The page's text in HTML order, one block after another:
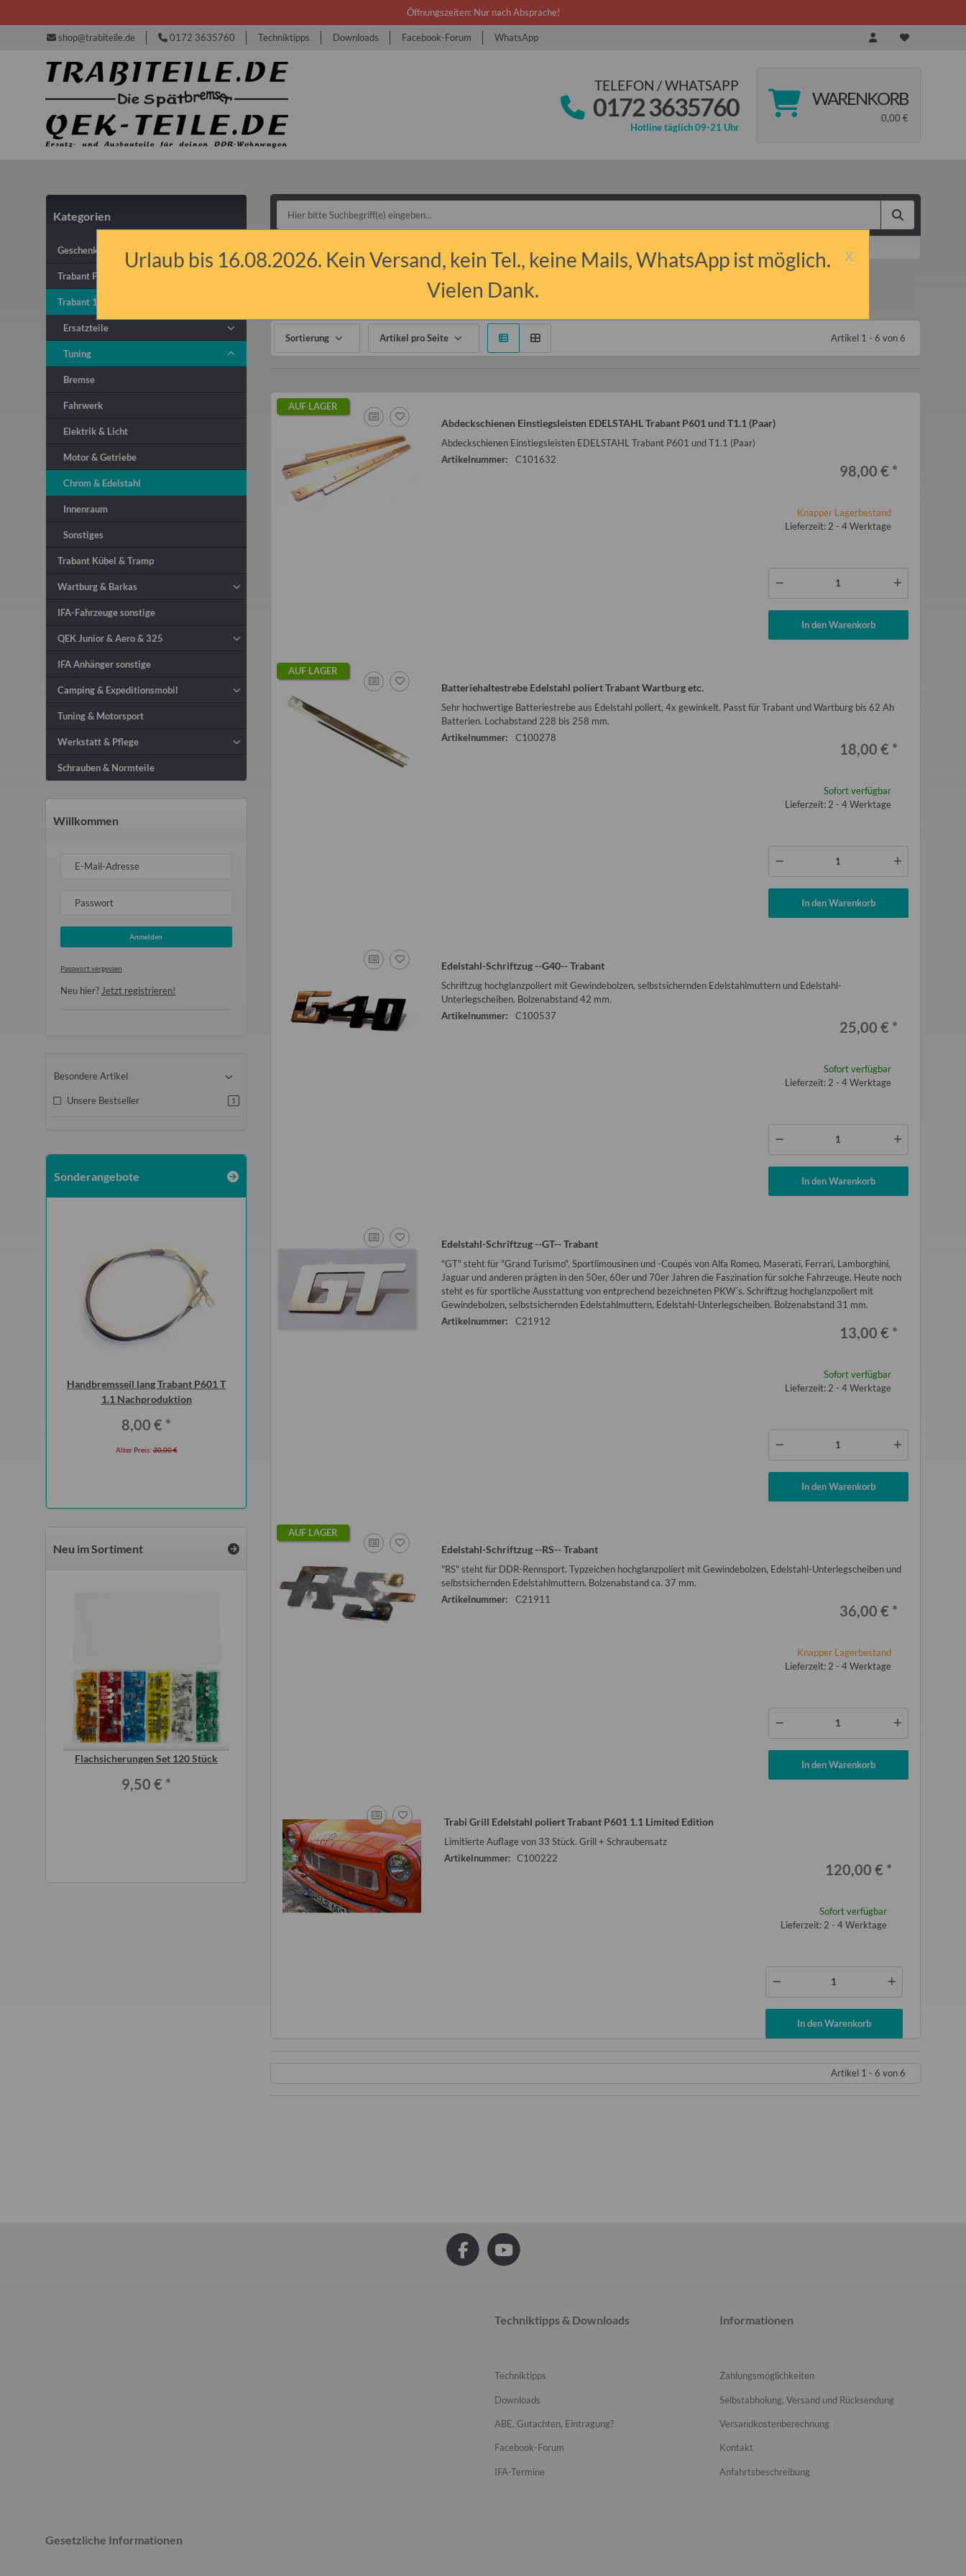
Öffnungszeiten: Nur nach Absprache!
shop@trabiteile.de 0172 3635760 Techniktipps Downloads Facebook-Forum WhatsApp
TELEFON / WHATSAPP
0172 3635760
Hotline täglich 09-21 Uhr
WARENKORB
0,00 €
Sortierung Artikel pro Seite Artikel 1 - 6 von 6
AUF LAGER
Abdeckschienen Einstiegsleisten EDELSTAHL Trabant P601 und T1.1 (Paar)
Abdeckschienen Einstiegsleisten EDELSTAHL Trabant P601 und T1.1 (Paar)
Artikelnummer:
C101632
98,00 € *
Knapper Lagerbestand
Lieferzeit: 2 - 4 Werktage
In den Warenkorb
AUF LAGER
Batteriehaltestrebe Edelstahl poliert Trabant Wartburg etc.
Sehr hochwertige Batteriestrebe aus Edelstahl poliert, 4x gewinkelt. Passt für Trabant und Wartburg bis 62 Ah
Batterien. Lochabstand 228 bis 258 mm.
Artikelnummer:
C100278
18,00 € *
Sofort verfügbar
Lieferzeit: 2 - 4 Werktage
In den Warenkorb
Edelstahl-Schriftzug --G40-- Trabant
Schriftzug hochglanzpoliert mit Gewindebolzen, selbstsichernden Edelstahlmuttern und Edelstahl-
Unterlegscheiben. Bolzenabstand 42 mm.
Artikelnummer:
C100537
25,00 € *
Sofort verfügbar
Lieferzeit: 2 - 4 Werktage
In den Warenkorb
Edelstahl-Schriftzug --GT-- Trabant
"GT" steht für "Grand Turismo". Sportlimousinen und -Coupés von Alfa Romeo, Maserati, Ferrari, Lamborghini,
Jaguar und anderen prägten in den 50er, 60er und 70er Jahren die Faszination für solche Fahrzeuge. Heute noch
steht es für sportliche Ausstattung von entprechend bezeichneten PKW´s. Schriftzug hochglanzpoliert mit
Gewindebolzen, selbstsichernden Edelstahlmuttern, Edelstahl-Unterlegscheiben. Bolzenabstand 31 mm.
Artikelnummer:
C21912
13,00 € *
Sofort verfügbar
Lieferzeit: 2 - 4 Werktage
In den Warenkorb
AUF LAGER
Edelstahl-Schriftzug --RS-- Trabant
"RS" steht für DDR-Rennsport. Typzeichen hochglanzpoliert mit Gewindebolzen, Edelstahl-Unterlegscheiben und
selbstsichernden Edelstahlmuttern. Bolzenabstand ca. 37 mm.
Artikelnummer:
C21911
36,00 € *
Knapper Lagerbestand
Lieferzeit: 2 - 4 Werktage
In den Warenkorb
Trabi Grill Edelstahl poliert Trabant P601 1.1 Limited Edition
Limitierte Auflage von 33 Stück. Grill + Schraubensatz
Artikelnummer: C100222
120,00 € *
Sofort verfügbar
Lieferzeit: 2 - 4 Werktage
In den Warenkorb
Artikel 1 - 6 von 6
Kategorien
Geschenkideen & Gutscheine
Trabant P50/P60 & P601
Trabant 1.1
Ersatzteile
Tuning
Bremse
Fahrwerk
Elektrik & Licht
Motor & Getriebe
Chrom & Edelstahl
Innenraum
Sonstiges
Trabant Kübel & Tramp
Wartburg & Barkas
IFA-Fahrzeuge sonstige
QEK Junior & Aero & 325
IFA Anhänger sonstige
Camping & Expeditionsmobil
Tuning & Motorsport
Werkstatt & Pflege
Schrauben & Normteile
Willkommen
E-Mail-Adresse
Passwort
Anmelden
Passwort vergessen
Neu hier? Jetzt registrieren!
Besondere Artikel
Unsere Bestseller 1
Sonderangebote
Handbremsseil lang Trabant P601 T
1.1 Nachproduktion
8,00 € *
Alter Preis:30,00 €
Handbremsseil lang Trabant P601 T
30,00 €
Neu im Sortiment
Flachsicherungen Set 120 Stück
9,50 € *
Alter Preis:24,00 € Alter Preis:96,00 €
Verschluss Riegel für original
Techniktipps & Downloads
Techniktipps
Downloads
ABE, Gutachten, Eintragung?
Facebook-Forum
IFA-Termine
Informationen
Zahlungsmöglichkeiten
Selbstabholung, Versand und Rücksendung
Versandkostenberechnung
Kontakt
Anfahrtsbeschreibung
Gesetzliche Informationen
x
Urlaub bis 16.08.2026. Kein Versand, kein Tel., keine Mails, WhatsApp ist möglich.
Vielen Dank.